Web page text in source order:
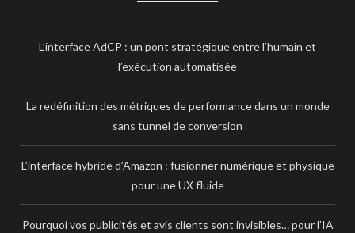
L’interface AdCP : un pont stratégique entre l’humain et
l’exécution automatisée
La redéfinition des métriques de performance dans un monde
sans tunnel de conversion
L’interface hybride d’Amazon : fusionner numérique et physique
pour une UX fluide
Pourquoi vos publicités et avis clients sont invisibles… pour l’IA